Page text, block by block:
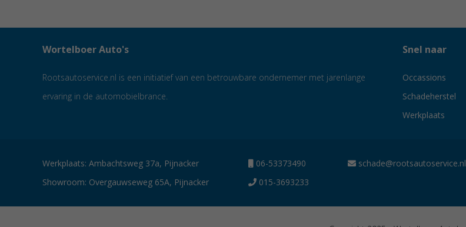
Wortelboer Auto's
Rootsautoservice.nl is een initiatief van een betrouwbare ondernemer met jarenlange
ervaring in de automobielbrance.
Snel naar
Occassions
Schadeherstel
Werkplaats
Werkplaats: Ambachtsweg 37a, Pijnacker
Showroom: Overgauwseweg 65A, Pijnacker
06-53373490
015-3693233
schade@rootsautoservice.nl